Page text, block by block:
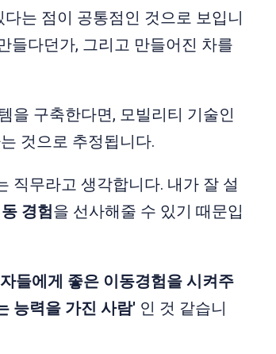
는 점이 공통점인 것으로 보입니
들다던가, 그리고 만들어진 차를
을 구축한다면, 모빌리티 기술인
것으로 추정됩니다.
직무라고 생각합니다. 내가 잘 설
경험을 선사해줄 수 있기 때문입
들에게 좋은 이동경험을 시켜주
능력을 가진 사람' 인 것 같습니